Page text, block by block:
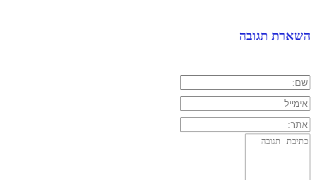
השארת תגובה